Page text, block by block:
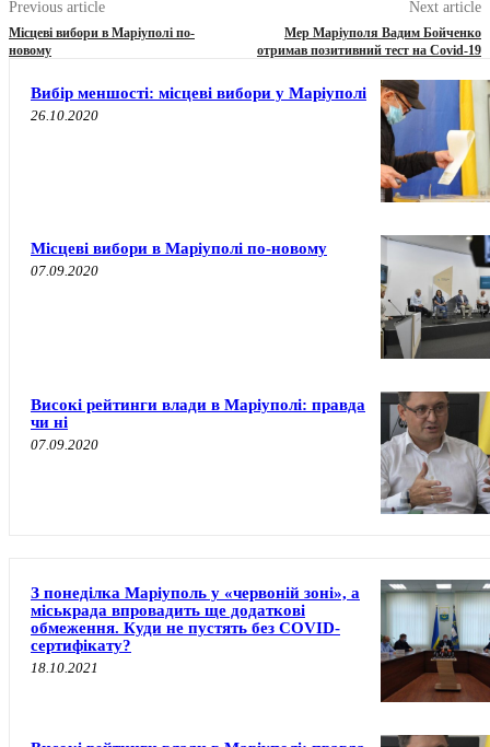
Previous article
Місцеві вибори в Маріуполі по-
новому
Next article
Мер Маріуполя Вадим Бойченко
отримав позитивний тест на Covid-19
Вибір меншості: місцеві вибори у Маріуполі
26.10.2020
Місцеві вибори в Маріуполі по-новому
07.09.2020
Високі рейтинги влади в Маріуполі: правда
чи ні
07.09.2020
З понеділка Маріуполь у «червоній зоні», а
міськрада впровадить ще додаткові
обмеження. Куди не пустять без COVID-
сертифікату?
18.10.2021